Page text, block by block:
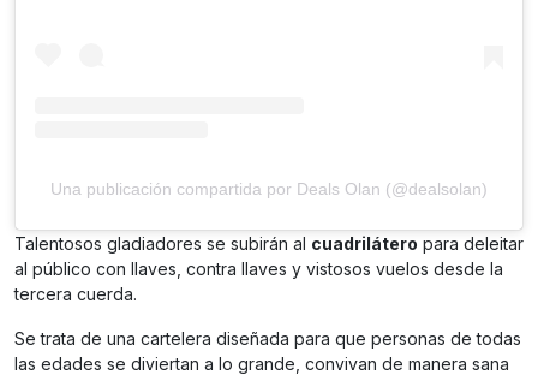
Una publicación compartida por Deals Olan (@dealsolan)
Talentosos gladiadores se subirán al cuadrilátero para deleitar
al público con llaves, contra llaves y vistosos vuelos desde la
tercera cuerda.
Se trata de una cartelera diseñada para que personas de todas
las edades se diviertan a lo grande, convivan de manera sana